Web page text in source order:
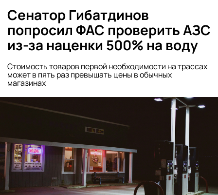
Сенатор Гибатдинов
попросил ФАС проверить АЗС
из-за наценки 500% на воду
Стоимость товаров первой необходимости на трассах
может в пять раз превышать цены в обычных
магазинах